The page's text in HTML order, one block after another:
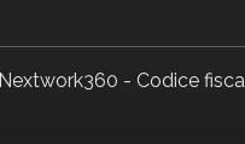
Nextwork360 - Codice